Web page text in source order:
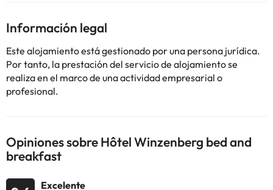
Informa a Hôtel Winzenberg con antelación de tu hora prevista
de llegada. Para ello, puedes utilizar el apartado de peticiones
especiales al hacer la reserva o ponerte en contacto
directamente con el alojamiento. Los datos de contacto
aparecen en la confirmación de la reserva. En respuesta al
coronavirus (COVID-19), el alojamiento aplica medidas sanitarias
y de seguridad adicionales en estos momentos. Debido al
Algunos de los servicios detallados pueden ser de pago. Puedes
Información legal
Este alojamiento está gestionado por una persona jurídica.
Por tanto, la prestación del servicio de alojamiento se
realiza en el marco de una actividad empresarial o
profesional.
Opiniones sobre Hôtel Winzenberg bed and
breakfast
Excelente